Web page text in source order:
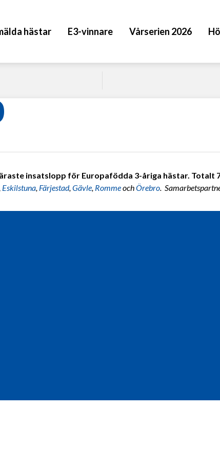
hästar E3-vinnare Vårserien 2026
insatslopp för Europafödda 3-åriga hästar. Totalt
Eskilstuna, Färjestad,Gävle, RommeochÖrebro.